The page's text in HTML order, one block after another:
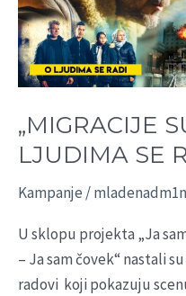
„MIGRACIJE
LJUDIMA SE
Kampanje /mladenadm1n
U sklopu projekta „Ja
– Ja sam čovek“ nastali
radovi koji pokazuju
LJUDIMA
SE
RADI“